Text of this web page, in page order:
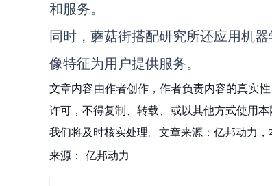
和服务。
同时，蘑菇街搭配研究所还应用机
像特征为用户提供服务。
文章内容由作者创作，作者负责内容的真实
许可，不得复制、转载、或以其他方式使用
我们将及时核实处理。文章来源：亿邦动力
来源： 亿邦动力